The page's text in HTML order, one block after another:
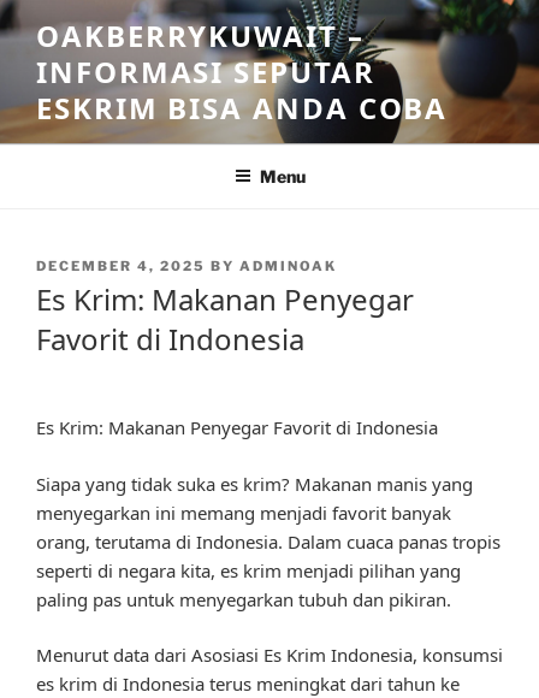
Skip
to
content
OAKBERRYKUWAIT –
INFORMASI SEPUTAR
ESKRIM BISA ANDA COBA
Menu
POSTED
DECEMBER 4, 2025 BY ADMINOAK
Es Krim: Makanan Penyegar
Favorit di Indonesia
Es Krim: Makanan Penyegar Favorit di Indonesia
Siapa yang tidak suka es krim? Makanan manis yang
menyegarkan ini memang menjadi favorit banyak
orang, terutama di Indonesia. Dalam cuaca panas tropis
seperti di negara kita, es krim menjadi pilihan yang
paling pas untuk menyegarkan tubuh dan pikiran.
Menurut data dari Asosiasi Es Krim Indonesia, konsumsi
es krim di Indonesia terus meningkat dari tahun ke